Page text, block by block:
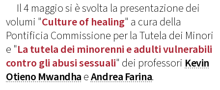
Il 4 maggio si è svolta la presentazione dei
volumi "Culture of healing" a cura della
Pontificia Commissione per la Tutela dei Minori
e "La tutela dei minorenni e adulti vulnerabili
contro gli abusi sessuali" dei professori Kevin
Otieno MwandhaeAndrea Farina.